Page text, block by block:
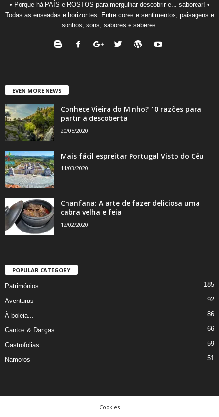
• Porque há PAÍS e ROSTOS para mergulhar descobrir e... saborear! •
Todas as enseadas e horizontes. Entre cores e sentimentos, paisagens e
sonhos, sons, sabores e saberes.
EVEN MORE NEWS
Conhece Vieira do Minho? 10 razões para
partir à descoberta
20/05/2020
Mais fácil espreitar Portugal Visto do Céu
11/03/2020
Chanfana: A arte de fazer deliciosa uma
cabra velha e feia
12/02/2020
POPULAR CATEGORY
Patrimónios 185
Aventuras 92
À boleia... 86
Cantos & Danças 66
Gastrofolias 59
Namoros 51
Cookies